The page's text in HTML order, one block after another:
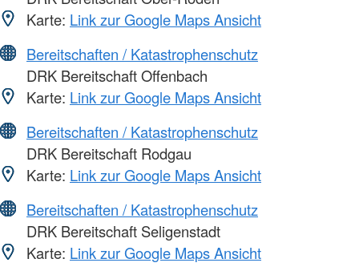
Karte: Link zur Google Maps Ansicht
Bereitschaften / Katastrophenschutz
DRK Bereitschaft Offenbach
Karte: Link zur Google Maps Ansicht
Bereitschaften / Katastrophenschutz
DRK Bereitschaft Rodgau
Karte: Link zur Google Maps Ansicht
Bereitschaften / Katastrophenschutz
DRK Bereitschaft Seligenstadt
Karte: Link zur Google Maps Ansicht